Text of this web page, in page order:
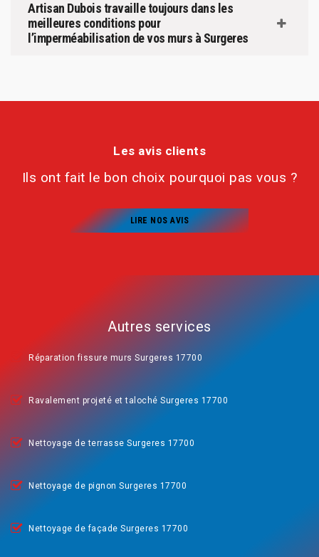
Artisan Dubois travaille toujours dans les
meilleures conditions pour
l’imperméabilisation de vos murs à Surgeres
Les avis clients
Ils ont fait le bon choix pourquoi pas vous ?
LIRE NOS AVIS
Autres services
Réparation fissure murs Surgeres 17700
Ravalement projeté et taloché Surgeres 17700
Nettoyage de terrasse Surgeres 17700
Nettoyage de pignon Surgeres 17700
Nettoyage de façade Surgeres 17700